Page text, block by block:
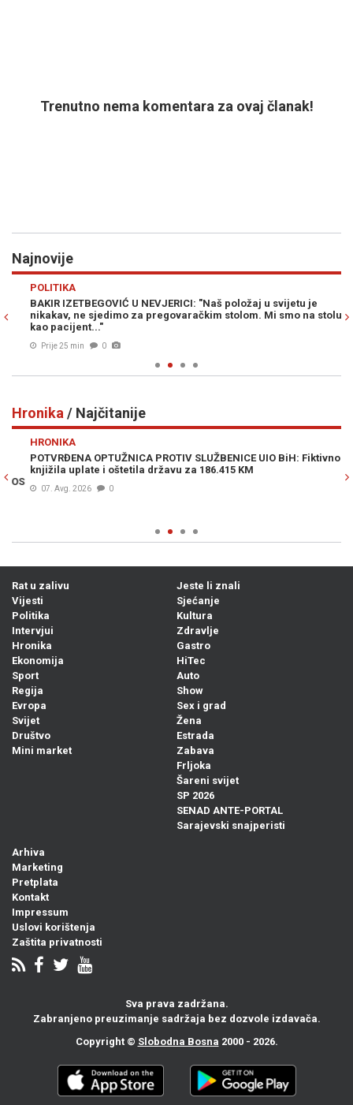
Trenutno nema komentara za ovaj članak!
Najnovije
POLITIKA
BAKIR IZETBEGOVIĆ U NEVJERICI: "Naš položaj u svijetu je
nikakav, ne sjedimo za pregovaračkim stolom. Mi smo na stolu,
kao pacijent..."
Prije 25 min
Hronika / Najčitanije
HRONIKA
POTVRĐENA OPTUŽNICA PROTIV SLUŽBENICE UIO BiH: Fiktivno
knjižila uplate i oštetila državu za 186.415 KM
07. Avg. 2026 0
Rat u zalivu
Vijesti
Politika
Intervjui
Hronika
Ekonomija
Sport
Regija
Evropa
Svijet
Društvo
Mini market
Jeste li znali
Sjećanje
Kultura
Zdravlje
Gastro
HiTec
Auto
Show
Sex i grad
Žena
Estrada
Zabava
Frljoka
Šareni svijet
SP 2026
SENAD ANTE-PORTAL
Sarajevski snajperisti
Arhiva
Marketing
Pretplata
Kontakt
Impressum
Uslovi korištenja
Zaštita privatnosti
Sva prava zadržana.
Zabranjeno preuzimanje sadržaja bez dozvole izdavača.
Copyright © Slobodna Bosna 2000 - 2026.